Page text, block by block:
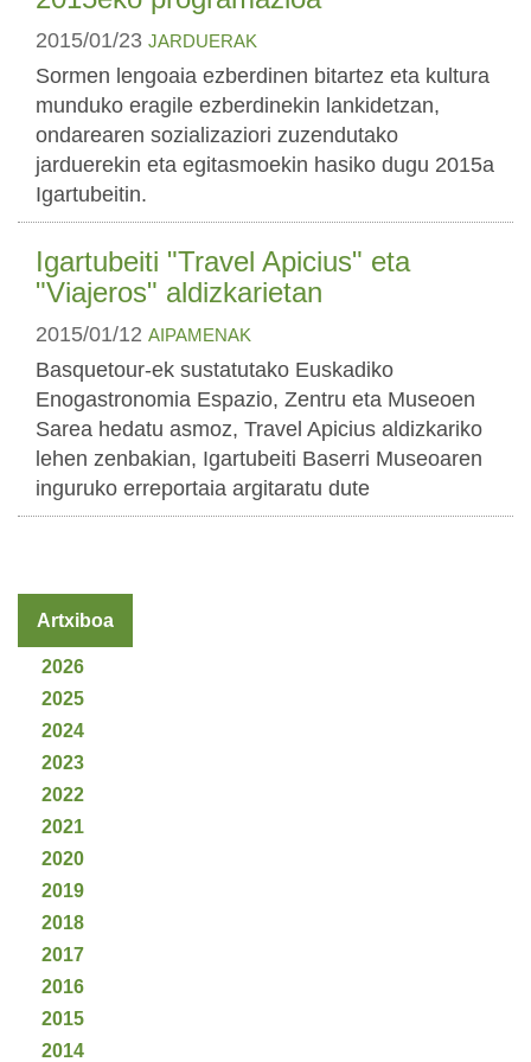
2015/01/23 JARDUERAK
Sormen lengoaia ezberdinen bitartez eta kultura
munduko eragile ezberdinekin lankidetzan,
ondarearen sozializaziori zuzendutako
jarduerekin eta egitasmoekin hasiko dugu 2015a
Igartubeitin.
Igartubeiti "Travel Apicius" eta
"Viajeros" aldizkarietan
2015/01/12 AIPAMENAK
Basquetour-ek sustatutako Euskadiko
Enogastronomia Espazio, Zentru eta Museoen
Sarea hedatu asmoz, Travel Apicius aldizkariko
lehen zenbakian, Igartubeiti Baserri Museoaren
inguruko erreportaia argitaratu dute
Artxiboa
2026
2025
2024
2023
2022
2021
2020
2019
2018
2017
2016
2015
2014